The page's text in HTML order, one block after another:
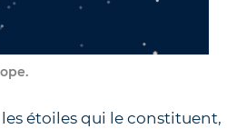
étoiles qui le constituent,